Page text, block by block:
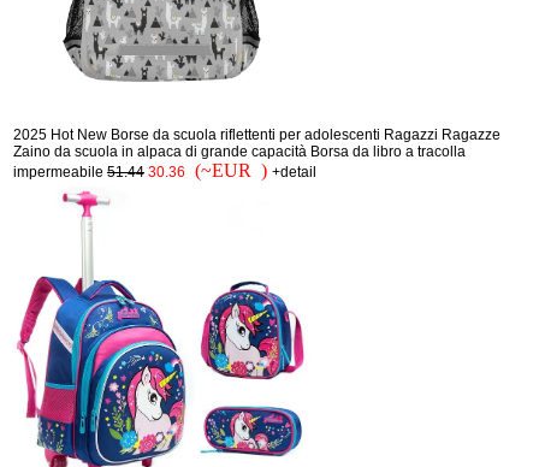
2025 Hot New Borse da scuola riflettenti per adolescenti Ragazzi Ragazze
Zaino da scuola in alpaca di grande capacità Borsa da libro a tracolla
impermeabile 51.44 30.36 (~EUR ) +detail